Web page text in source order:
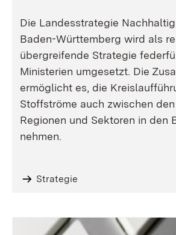
Die Landesstrategie
Baden-Württemberg wird als
übergreifende Strategie
Ministerien umgesetzt. Die
ermöglicht es, die
Stoffströme auch zwischen den
Regionen und Sektoren in den
nehmen.
Strategie